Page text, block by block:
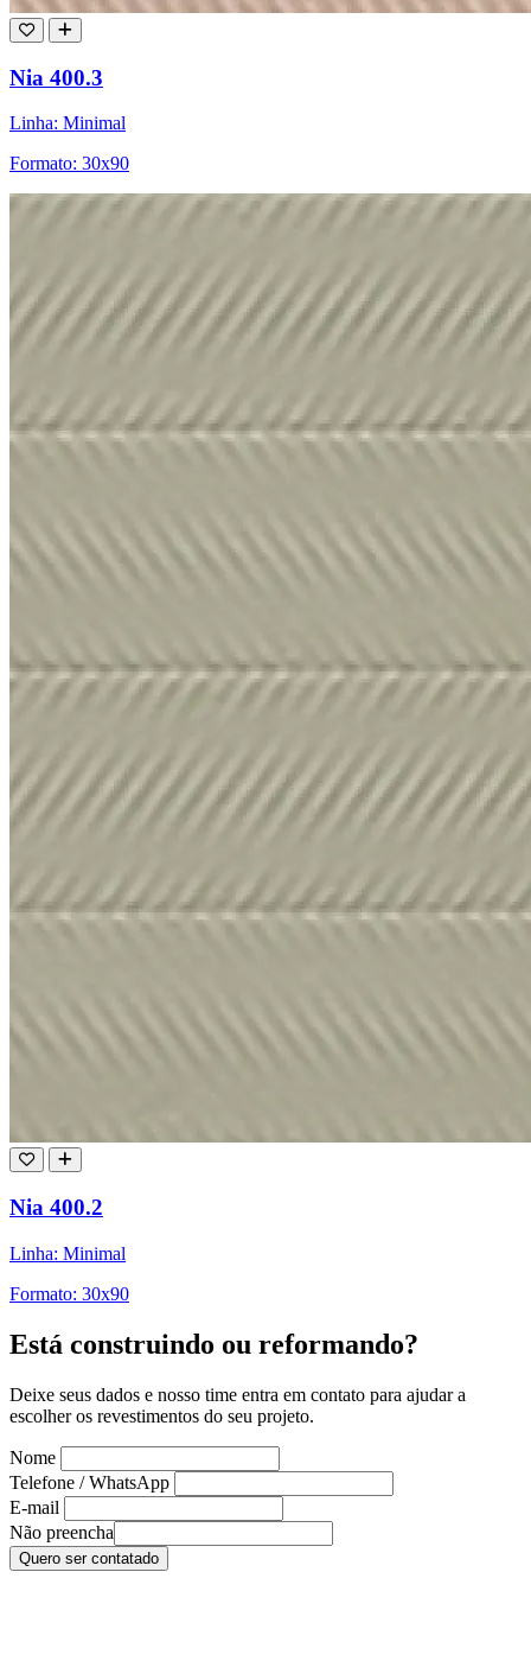
Nia 400.3
Linha: Minimal
Formato: 30x90
Nia 400.2
Linha: Minimal
Formato: 30x90
Está construindo ou reformando?
Deixe seus dados e nosso time entra em contato para ajudar a
escolher os revestimentos do seu projeto.
Nome
Telefone / WhatsApp
E-mail
Não preencha
Quero ser contatado